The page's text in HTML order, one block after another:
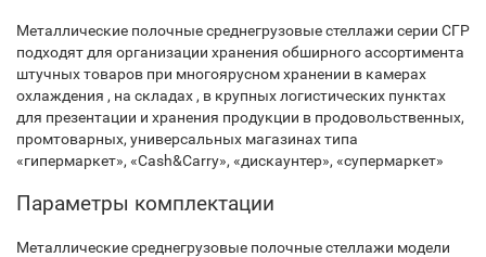
Металлические полочные среднегрузовые стеллажи серии СГР
подходят для организации хранения обширного ассортимента
штучных товаров при многоярусном хранении в камерах
охлаждения , на складах , в крупных логистических пунктах
для презентации и хранения продукции в продовольственных,
промтоварных, универсальных магазинах типа
«гипермаркет», «Cash&Carry», «дискаунтер», «супермаркет»
Параметры комплектации
Металлические среднегрузовые полочные стеллажи модели